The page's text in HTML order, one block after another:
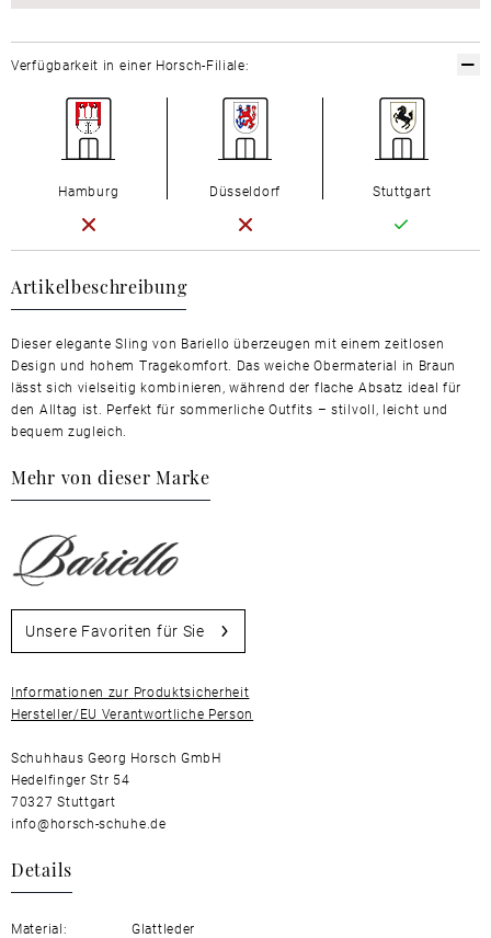
Artikelbeschreibung
Dieser elegante Sling von Bariello überzeugen mit einem zeitlosen
Design und hohem Tragekomfort. Das weiche Obermaterial in Braun
lässt sich vielseitig kombinieren, während der flache Absatz ideal für
den Alltag ist. Perfekt für sommerliche Outfits – stilvoll, leicht und
bequem zugleich.
Mehr von dieser Marke
Unsere Favoriten für Sie
Informationen zur Produktsicherheit
Hersteller/EU Verantwortliche Person
Schuhhaus Georg Horsch GmbH
Hedelfinger Str 54
70327 Stuttgart
info@horsch-schuhe.de
Details
Material:
Glattleder
Verfügbarkeit in einer Horsch-Filiale:
Hamburg Düsseldorf Stuttgart